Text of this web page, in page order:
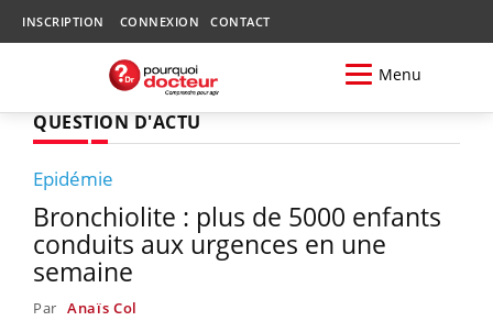
INSCRIPTION CONNEXION CONTACT
Menu
QUESTION D'ACTU
Epidémie
Bronchiolite : plus de 5000 enfants
conduits aux urgences en une
semaine
Par Anaïs Col